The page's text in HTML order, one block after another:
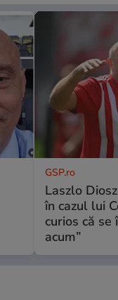
GSP.ro
Laszlo
în cazul lui
curios că
acum”